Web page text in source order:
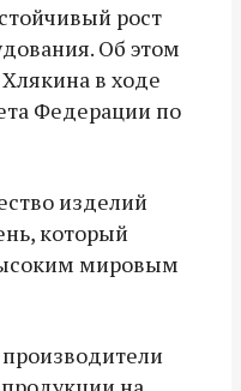
рост
Об этом
в ходе
Федерации по
изделий
который
мировым